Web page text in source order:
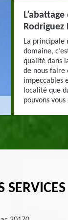
Rodriguez
La principale
domaine,
qualité dans
de nous faire
impeccables
localité que
pouvons
SERVICES